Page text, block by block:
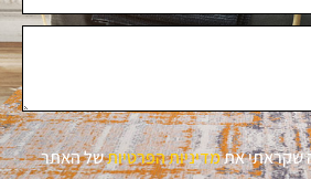
שקראתי אתמדיניות הפרטיותשל האתר